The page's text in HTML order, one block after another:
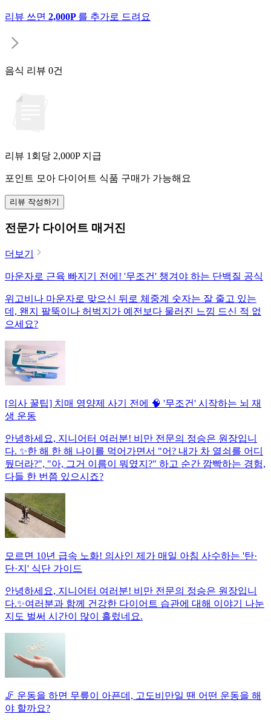
리뷰 쓰면 2,000P 를 추가로 드려요
음식 리뷰 0건
리뷰 1회당 2,000P 지급
포인트 모아 다이어트 식품 구매가 가능해요
리뷰 작성하기
전문가 다이어트 매거진
더보기
마운자로 근육 빠지기 전에! '무조건' 챙겨야 하는 단백질 공식
위고비나 마운자로 맞으신 뒤로 체중계 숫자는 잘 줄고 있는
데, 왠지 팔뚝이나 허벅지가 예전보다 물러진 느낌 드신 적 없
으세요?
[의사 꿀팁] 치매 영양제 사기 전에 🧠 '무조건' 시작하는 뇌 재
생 운동
안녕하세요, 지니어터 여러분! 비만 전문의 정승은 원장입니
다. ✨한 해 한 해 나이를 먹어가면서 "어? 내가 차 열쇠를 어디
뒀더라?", "아, 그거 이름이 뭐였지?" 하고 순간 깜빡하는 경험,
다들 한 번쯤 있으시죠?
모르면 10년 급속 노화! 의사인 제가 매일 아침 사수하는 '탄·
단·지' 식단 가이드
안녕하세요, 지니어터 여러분! 비만 전문의 정승은 원장입니
다.✨여러분과 함께 건강한 다이어트 습관에 대해 이야기 나눈
지도 벌써 시간이 많이 흘렀네요.
🦵 운동을 하면 무릎이 아픈데, 고도비만일 땐 어떤 운동을 해
야 할까요?